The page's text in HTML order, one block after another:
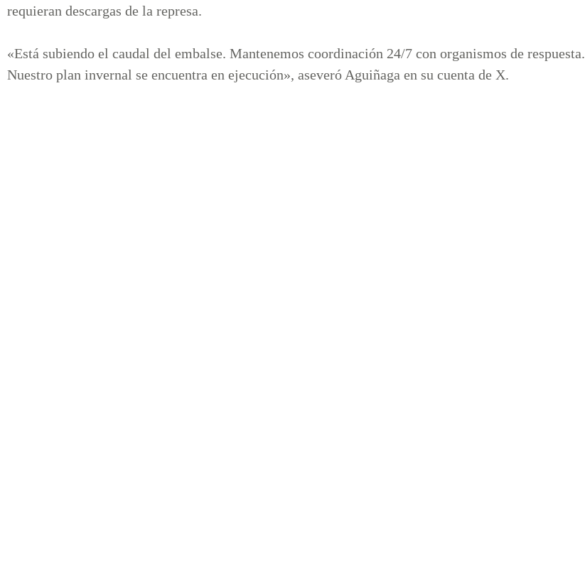
requieran descargas de la represa.
«Está subiendo el caudal del embalse. Mantenemos coordinación 24/7 con organismos de respuesta.
Nuestro plan invernal se encuentra en ejecución», aseveró Aguiñaga en su cuenta de X.